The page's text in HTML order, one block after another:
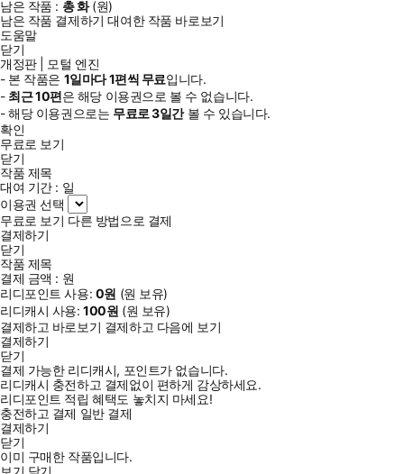
남은 작품 : 총화(원)
남은 작품 결제하기 대여한 작품 바로보기
도움말
닫기
개정판 | 모털 엔진
- 본 작품은 1일마다1편씩 무료입니다.
- 최근10편은 해당 이용권으로 볼 수 없습니다.
- 해당 이용권으로는 무료로3일간볼 수 있습니다.
확인
무료로 보기
닫기
작품 제목
대여 기간 : 일
이용권 선택
무료로 보기 다른 방법으로 결제
결제하기
닫기
작품 제목
결제 금액 : 원
리디포인트 사용: 0원 (원 보유)
리디캐시 사용:100원 (원 보유)
결제하고 바로보기 결제하고 다음에 보기
결제하기
닫기
결제 가능한 리디캐시, 포인트가 없습니다.
리디캐시 충전하고 결제없이 편하게 감상하세요.
리디포인트 적립 혜택도 놓치지 마세요!
충전하고 결제 일반 결제
결제하기
닫기
이미 구매한 작품입니다.